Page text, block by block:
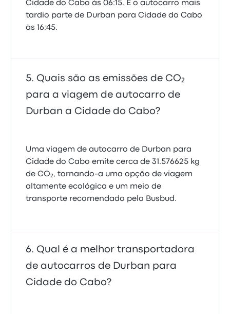
Cidade do Cabo às 06:15. E o autocarro mais
tardio parte de Durban para Cidade do Cabo
às 16:45.
Quais são as emissões de CO₂
para a viagem de autocarro de
Durban a Cidade do Cabo?
Uma viagem de autocarro de Durban para
Cidade do Cabo emite cerca de 31.576625 kg
de CO₂, tornando-a uma opção de viagem
altamente ecológica e um meio de
transporte recomendado pela Busbud.
Qual é a melhor transportadora
de autocarros de Durban para
Cidade do Cabo?